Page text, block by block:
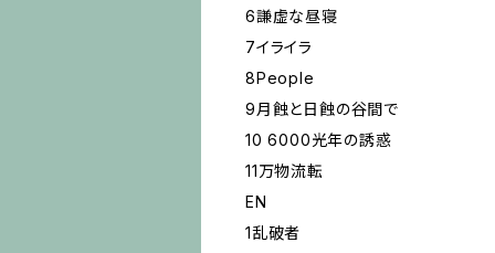
6謙虚な昼寝
7イライラ
8People
9月蝕と日蝕の谷間で
10 6000光年の誘惑
11万物流転
EN
1乱破者